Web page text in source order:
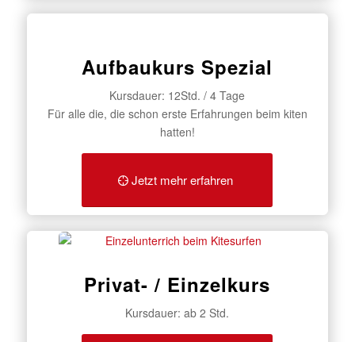
Aufbaukurs Spezial
Kursdauer: 12Std. / 4 Tage
Für alle die, die schon erste Erfahrungen beim kiten
hatten!
Jetzt mehr erfahren
Privat- / Einzelkurs
Kursdauer: ab 2 Std.